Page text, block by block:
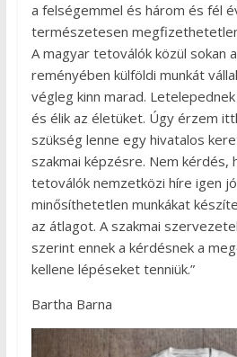
a felségemmel és három és fél
természetesen
A magyar tetoválók közül sokan
reményében külföldi munkát
végleg kinn marad.
és élik az életüket. Úgy érzem
szükség lenne egy hivatalos
szakmai képzésre. Nem kérdés,
tetoválók nemzetközi híre igen
minősíthetetlen munkákat
az átlagot. A szakmai
szerint ennek a kérdésnek a
kellene lépéseket tenniük.”
Bartha Barna